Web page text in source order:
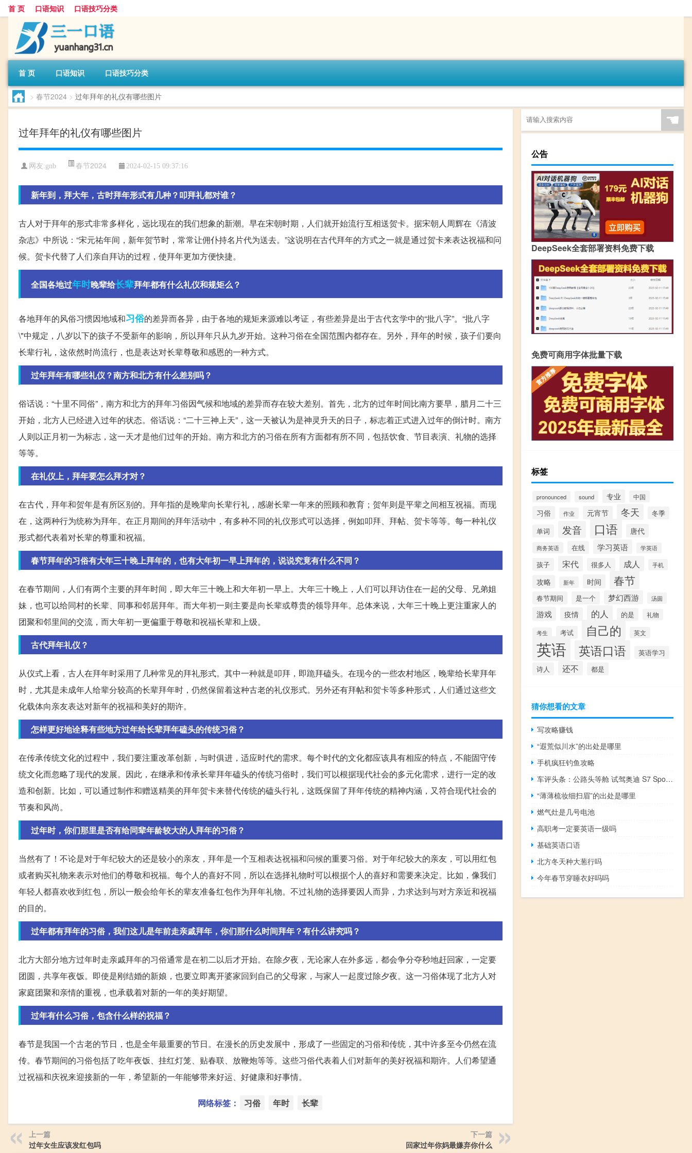
首 页 口语知识 口语技巧分类
首 页 口语知识 口语技巧分类
> 春节2024 > 过年拜年的礼仪有哪些图片
过年拜年的礼仪有哪些图片
网友:gnb 春节2024 2024-02-15 09:37:16
新年到，拜大年，古时拜年形式有几种？叩拜礼都对谁？
古人对于拜年的形式非常多样化，远比现在的我们想象的新潮。早在宋朝时期，人们就开始流行互相送贺卡。据宋朝人周辉在《清波
杂志》中所说：“宋元祐年间，新年贺节时，常常让佣仆持名片代为送去。”这说明在古代拜年的方式之一就是通过贺卡来表达祝福和问
候。贺卡代替了人们亲自拜访的过程，使拜年更加方便快捷。
全国各地过年时晚辈给长辈拜年都有什么礼仪和规矩么？
各地拜年的风俗习惯因地域和习俗的差异而各异，由于各地的规矩来源难以考证，有些差异是出于古代玄学中的“批八字”。“批八字
\"中规定，八岁以下的孩子不受新年的影响，所以拜年只从九岁开始。这种习俗在全国范围内都存在。另外，拜年的时候，孩子们要向
长辈行礼，这依然时尚流行，也是表达对长辈尊敬和感恩的一种方式。
过年拜年有哪些礼仪？南方和北方有什么差别吗？
俗话说：“十里不同俗”，南方和北方的拜年习俗因气候和地域的差异而存在较大差别。首先，北方的过年时间比南方要早，腊月二十三
开始，北方人已经进入过年的状态。俗话说：“二十三神上天”，这一天被认为是神灵升天的日子，标志着正式进入过年的倒计时。南方
人则以正月初一为标志，这一天才是他们过年的开始。南方和北方的习俗在所有方面都有所不同，包括饮食、节目表演、礼物的选择
等等。
在礼仪上，拜年要怎么拜才对？
在古代，拜年和贺年是有所区别的。拜年指的是晚辈向长辈行礼，感谢长辈一年来的照顾和教育；贺年则是平辈之间相互祝福。而现
在，这两种行为统称为拜年。在正月期间的拜年活动中，有多种不同的礼仪形式可以选择，例如叩拜、拜帖、贺卡等等。每一种礼仪
形式都代表着对长辈的尊重和祝福。
春节拜年的习俗有大年三十晚上拜年的，也有大年初一早上拜年的，说说究竟有什么不同？
在春节期间，人们有两个主要的拜年时间，即大年三十晚上和大年初一早上。大年三十晚上，人们可以拜访住在一起的父母、兄弟姐
妹，也可以给同村的长辈、同事和邻居拜年。而大年初一则主要是向长辈或尊贵的领导拜年。总体来说，大年三十晚上更注重家人的
团聚和邻里间的交流，而大年初一更偏重于尊敬和祝福长辈和上级。
古代拜年礼仪？
从仪式上看，古人在拜年时采用了几种常见的拜礼形式。其中一种就是叩拜，即跪拜磕头。在现今的一些农村地区，晚辈给长辈拜年
时，尤其是未成年人给辈分较高的长辈拜年时，仍然保留着这种古老的礼仪形式。另外还有拜帖和贺卡等多种形式，人们通过这些文
化载体向亲友表达对新年的祝福和美好的期许。
怎样更好地诠释有些地方过年给长辈拜年磕头的传统习俗？
在传承传统文化的过程中，我们要注重改革创新，与时俱进，适应时代的需求。每个时代的文化都应该具有相应的特点，不能固守传
统文化而忽略了现代的发展。因此，在继承和传承长辈拜年磕头的传统习俗时，我们可以根据现代社会的多元化需求，进行一定的改
造和创新。比如，可以通过制作和赠送精美的拜年贺卡来替代传统的磕头行礼，这既保留了拜年传统的精神内涵，又符合现代社会的
节奏和风尚。
过年时，你们那里是否有给同辈年龄较大的人拜年的习俗？
当然有了！不论是对于年纪较大的还是较小的亲友，拜年是一个互相表达祝福和问候的重要习俗。对于年纪较大的亲友，可以用红包
或者购买礼物来表示对他们的尊敬和祝福。每个人的喜好不同，所以在选择礼物时可以根据个人的喜好和需要来决定。比如，像我们
年轻人都喜欢收到红包，所以一般会给年长的辈友准备红包作为拜年礼物。不过礼物的选择要因人而异，力求达到与对方亲近和祝福
的目的。
过年都有拜年的习俗，我们这儿是年前走亲戚拜年，你们那什么时间拜年？有什么讲究吗？
北方大部分地方过年时走亲戚拜年的习俗通常是在初二以后才开始。在除夕夜，无论家人在外多远，都会争分夺秒地赶回家，一定要
团圆，共享年夜饭。即使是刚结婚的新娘，也要立即离开婆家回到自己的父母家，与家人一起度过除夕夜。这一习俗体现了北方人对
家庭团聚和亲情的重视，也承载着对新的一年的美好期望。
过年有什么习俗，包含什么样的祝福？
春节是我国一个古老的节日，也是全年最重要的节日。在漫长的历史发展中，形成了一些固定的习俗和传统，其中许多至今仍然在流
传。春节期间的习俗包括了吃年夜饭、挂红灯笼、贴春联、放鞭炮等等。这些习俗代表着人们对新年的美好祝福和期许。人们希望通
过祝福和庆祝来迎接新的一年，希望新的一年能够带来好运、好健康和好事情。
网络标签： 习俗 年时 长辈
上一篇
过年女生应该发红包吗
下一篇
回家过年你妈最嫌弃你什么
☚
公告
DeepSeek全套部署资料免费下载
免费可商用字体批量下载
标签
pronounced sound 专业 中国
习俗 作业 元宵节 冬天
冬季
单词
发音 口语 唐代
商务英语 在线 学习英语 学英语
孩子 宋代 很多人 成人 手机
攻略 新年 时间 春节
春节期间 是一个 梦幻西游 汤圆
游戏 疫情 的人 的是 礼物
考生 考试 自己的 英文
英语 英语口语
英语学习
诗人
还不 都是
猜你想看的文章
写攻略赚钱
“遐荒似川水”的出处是哪里
手机疯狂钓鱼攻略
车评头条：公路头等舱 试驾奥迪 S7 Sportback V8T
“薄薄梳妆细扫眉”的出处是哪里
燃气灶是几号电池
高职考一定要英语一级吗
基础英语口语
北方冬天种大葱行吗
今年春节穿睡衣好吗吗